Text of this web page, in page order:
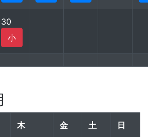
30
小
木 金 土 日